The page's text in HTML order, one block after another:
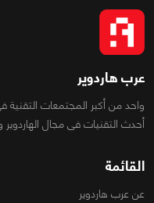
عرب هاردوير
واحد من أكبر المجتمعات
أحدث التقنيات فى مجال الهاردوير
القائمة
عن عرب هاردوير